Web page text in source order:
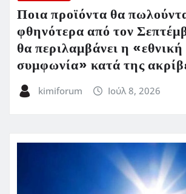
Ποια προϊόντα θα
φθηνότερα από τον
θα περιλαμβάνει η «εθνική
συμφωνία» κατά της
kimiforum Ιούλ 8, 2026